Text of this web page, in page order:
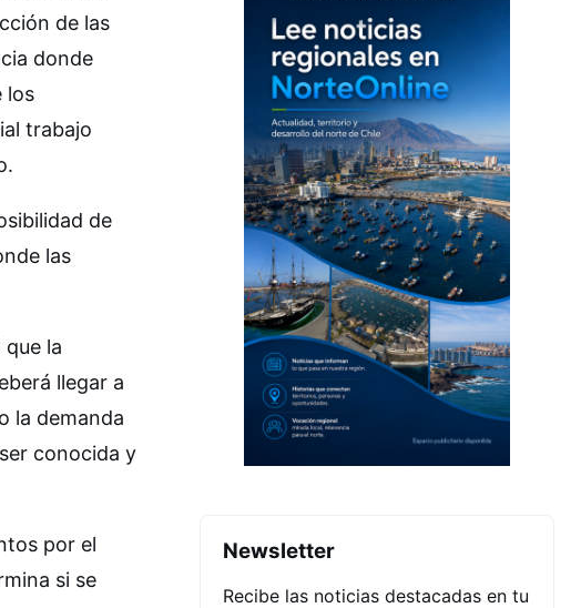
de las
donde
los
trabajo
de
las
la
llegar a
la demanda
conocida y
por el
si se
Newsletter
Recibe las noticias destacadas en tu